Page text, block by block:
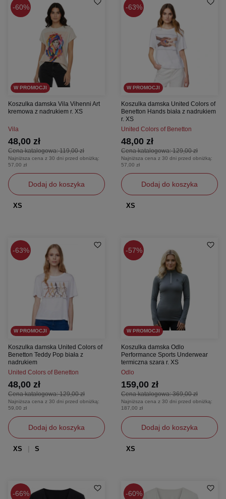
60%
W PROMOCJI
Koszulka damska Vila Vihenni Art
kremowa z nadrukiem r. XS
Vila
Cena katalogowa:119,00 zł
48,00 zł
Najniższa cena z 30 dni przed obniżką:
57,00 zł
Dodaj do koszyka
XS
63%
W PROMOCJI
Koszulka damska United Colors of
Benetton Hands biała z nadrukiem
r. XS
United Colors of Benetton
Cena katalogowa:129,00 zł
48,00 zł
Najniższa cena z 30 dni przed obniżką:
57,00 zł
Dodaj do koszyka
XS
63%
W PROMOCJI
Koszulka damska United Colors of
Benetton Teddy Pop biała z
nadrukiem
United Colors of Benetton
Cena katalogowa:129,00 zł
48,00 zł
Najniższa cena z 30 dni przed obniżką:
59,00 zł
Dodaj do koszyka
XS S
57%
W PROMOCJI
Koszulka damska Odlo
Performance Sports Underwear
termiczna szara r. XS
Odlo
Cena katalogowa:369,00 zł
159,00 zł
Najniższa cena z 30 dni przed obniżką:
187,00 zł
Dodaj do koszyka
XS
66% 60%